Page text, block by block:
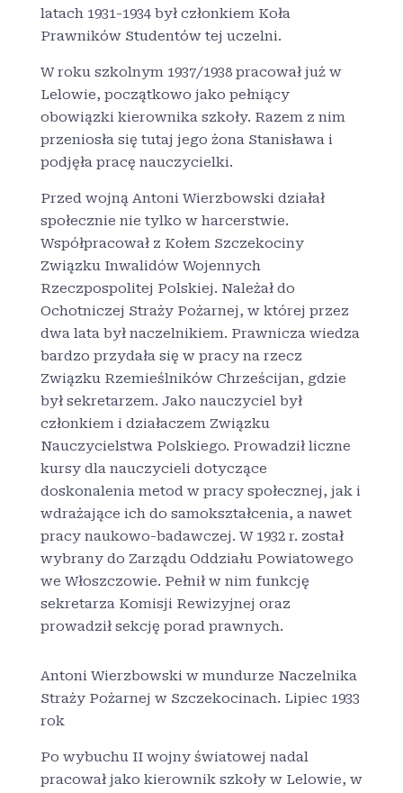
latach 1931-1934 był członkiem Koła
Prawników Studentów tej uczelni.
W roku szkolnym 1937/1938 pracował już w
Lelowie, początkowo jako pełniący
obowiązki kierownika szkoły. Razem z nim
przeniosła się tutaj jego żona Stanisława i
podjęła pracę nauczycielki.
Przed wojną Antoni Wierzbowski działał
społecznie nie tylko w harcerstwie.
Współpracował z Kołem Szczekociny
Związku Inwalidów Wojennych
Rzeczpospolitej Polskiej. Należał do
Ochotniczej Straży Pożarnej, w której przez
dwa lata był naczelnikiem. Prawnicza wiedza
bardzo przydała się w pracy na rzecz
Związku Rzemieślników Chrześcijan, gdzie
był sekretarzem. Jako nauczyciel był
członkiem i działaczem Związku
Nauczycielstwa Polskiego. Prowadził liczne
kursy dla nauczycieli dotyczące
doskonalenia metod w pracy społecznej, jak i
wdrażające ich do samokształcenia, a nawet
pracy naukowo-badawczej. W 1932 r. został
wybrany do Zarządu Oddziału Powiatowego
we Włoszczowie. Pełnił w nim funkcję
sekretarza Komisji Rewizyjnej oraz
prowadził sekcję porad prawnych.
Antoni Wierzbowski w mundurze Naczelnika
Straży Pożarnej w Szczekocinach. Lipiec 1933
rok
Po wybuchu II wojny światowej nadal
pracował jako kierownik szkoły w Lelowie, w